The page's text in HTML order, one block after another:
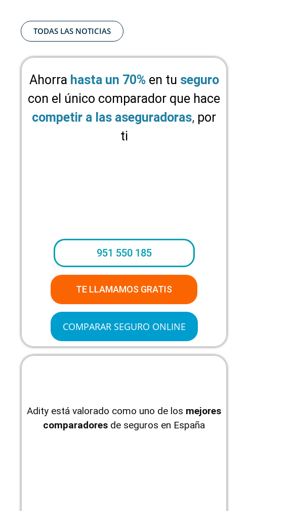
TODAS LAS NOTICIAS
Ahorra hasta un 70% en tu seguro
con el único comparador que hace
competir a las aseguradoras, por
ti
951 550 185
TE LLAMAMOS GRATIS
COMPARAR SEGURO ONLINE
Adity está valorado como uno de los mejores
comparadores de seguros en España